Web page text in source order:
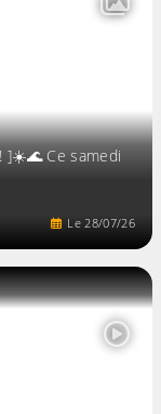
]☀️🌊 Ce samedi
Le28/07/26